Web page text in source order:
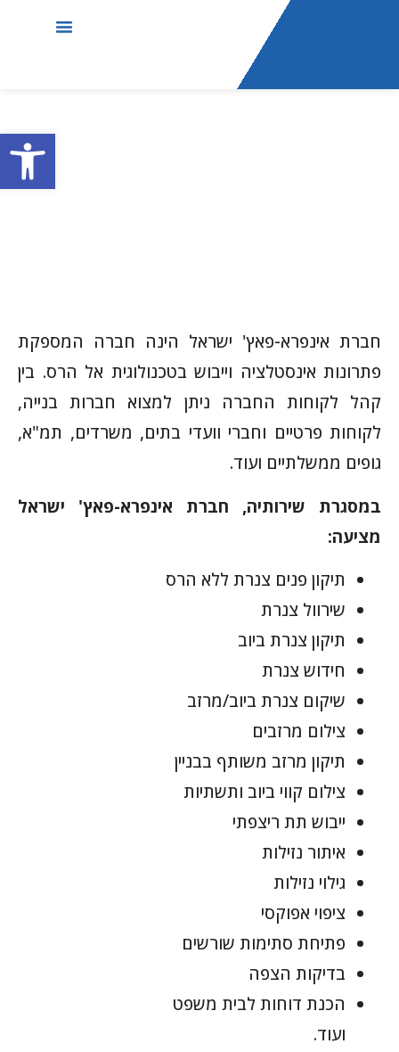
חברת אינפרא-פאץ' ישראל הינה חברה המספקת
פתרונות אינסטלציה וייבוש בטכנולוגית אל הרס. בין
קהל לקוחות החברה ניתן למצוא חברות בנייה,
לקוחות פרטיים וחברי וועדי בתים, משרדים, תמ"א,
גופים ממשלתיים ועוד.
במסגרת שירותיה, חברת אינפרא-פאץ' ישראל
מציעה:
תיקון פנים צנרת ללא הרס
שירוול צנרת
תיקון צנרת ביוב
חידוש צנרת
שיקום צנרת ביוב/מרזב
צילום מרזבים
תיקון מרזב משותף בבניין
צילום קווי ביוב ותשתיות
ייבוש תת ריצפתי
איתור נזילות
גילוי נזילות
ציפוי אפוקסי
פתיחת סתימות שורשים
בדיקות הצפה
הכנת דוחות לבית משפט
ועוד.
פתח